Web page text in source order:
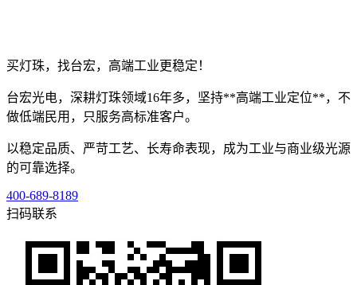
买灯珠，找台宏，高端工业更稳定！
台宏光电，深耕灯珠领域16年多，坚持**高端工业定位**，不
做低端民用，只服务高标准客户。
以稳定品质、严苛工艺、长寿命表现，成为工业与商业级光源
的可靠选择。
400-689-8189
扫码联系